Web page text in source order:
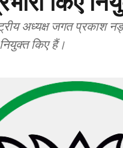
अध्यक्ष जगत प्रकाश
किए हैं।